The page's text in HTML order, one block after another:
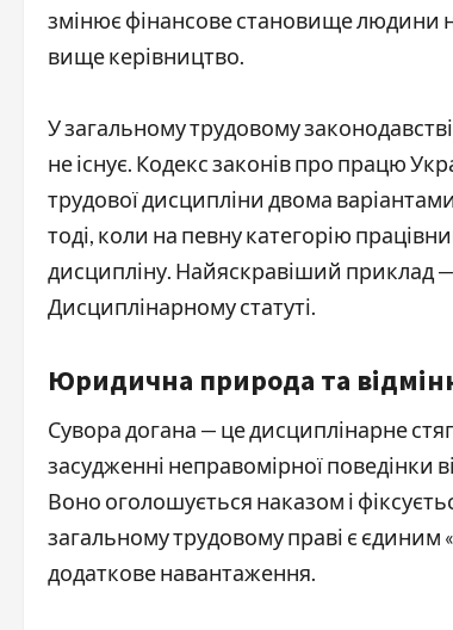
змінює фінансове становище людини
вище керівництво.
У загальному трудовому
не існує. Кодекс законів про працю
трудової дисципліни двома
тоді, коли на певну категорію
дисципліну. Найяскравіший приклад
Дисциплінарному статуті.
Юридична природа та
Сувора догана — це дисциплінарне
засудженні неправомірної поведінки
Воно оголошується наказом і
загальному трудовому праві є єдиним
додаткове навантаження.